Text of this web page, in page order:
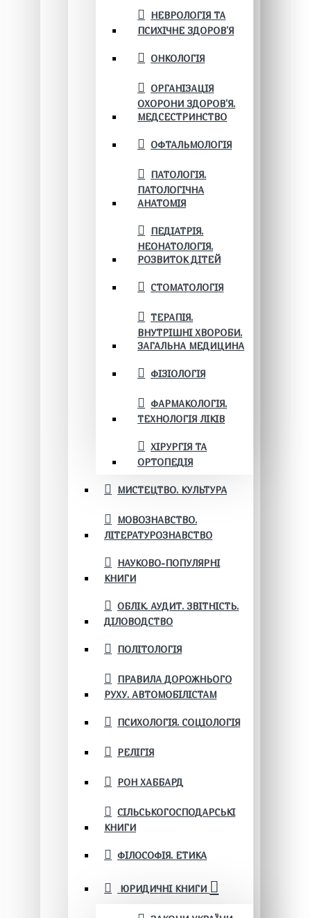
НЕВРОЛОГІЯ ТА
ПСИХІЧНЕ ЗДОРОВ’Я
ОНКОЛОГІЯ
ОРГАНІЗАЦІЯ
ОХОРОНИ ЗДОРОВ'Я.
МЕДСЕСТРИНСТВО
ОФТАЛЬМОЛОГІЯ
ПАТОЛОГІЯ.
ПАТОЛОГІЧНА
АНАТОМІЯ
ПЕДІАТРІЯ.
НЕОНАТОЛОГІЯ.
РОЗВИТОК ДІТЕЙ
СТОМАТОЛОГІЯ
ТЕРАПІЯ.
ВНУТРІШНІ ХВОРОБИ.
ЗАГАЛЬНА МЕДИЦИНА
ФІЗІОЛОГІЯ
ФАРМАКОЛОГІЯ.
ТЕХНОЛОГІЯ ЛІКІВ
ХІРУРГІЯ ТА
ОРТОПЕДІЯ
МИСТЕЦТВО. КУЛЬТУРА
МОВОЗНАВСТВО.
ЛІТЕРАТУРОЗНАВСТВО
НАУКОВО-ПОПУЛЯРНІ
КНИГИ
ОБЛІК. АУДИТ. ЗВІТНІСТЬ.
ДІЛОВОДСТВО
ПОЛІТОЛОГІЯ
ПРАВИЛА ДОРОЖНЬОГО
РУХУ. АВТОМОБІЛІСТАМ
ПСИХОЛОГІЯ. СОЦІОЛОГІЯ
РЕЛІГІЯ
РОН ХАББАРД
СІЛЬСЬКОГОСПОДАРСЬКІ
КНИГИ
ФІЛОСОФІЯ. ЕТИКА
ЮРИДИЧНІ КНИГИ